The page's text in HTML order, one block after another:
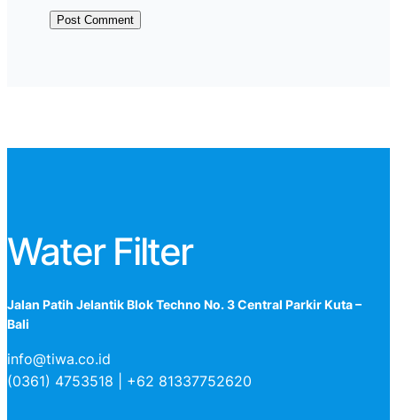
Water Filter
Jalan Patih Jelantik Blok Techno No. 3 Central Parkir Kuta –
Bali
info@tiwa.co.id
(0361) 4753518 | +62 81337752620